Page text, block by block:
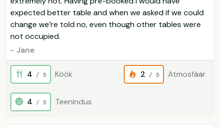
expected better table and when we asked if we could
change we’re told no, even though other tables were
not occupied.
- Jane
4 / 5 Köök 2 / 5 Atmosfäär
4 / 5 Teenindus